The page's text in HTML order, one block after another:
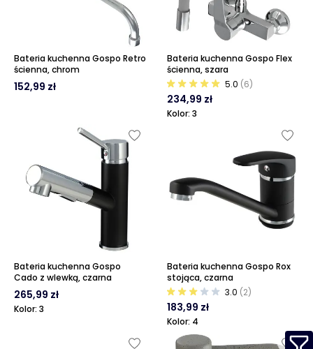
Bateria kuchenna Gospo Retro
ścienna, chrom
152,99 zł
Bateria kuchenna Gospo Flex
ścienna, szara
5.0 (6)
234,99 zł
Kolor: 3
Bateria kuchenna Gospo
Cado z wlewką, czarna
265,99 zł
Kolor: 3
Bateria kuchenna Gospo Rox
stojąca, czarna
3.0 (2)
183,99 zł
Kolor: 4